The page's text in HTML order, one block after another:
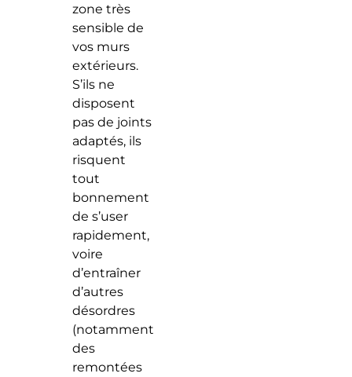
zone très
sensible de
vos murs
extérieurs.
S’ils ne
disposent
pas de joints
adaptés, ils
risquent
tout
bonnement
de s’user
rapidement,
voire
d’entraîner
d’autres
désordres
(notamment
des
remontées